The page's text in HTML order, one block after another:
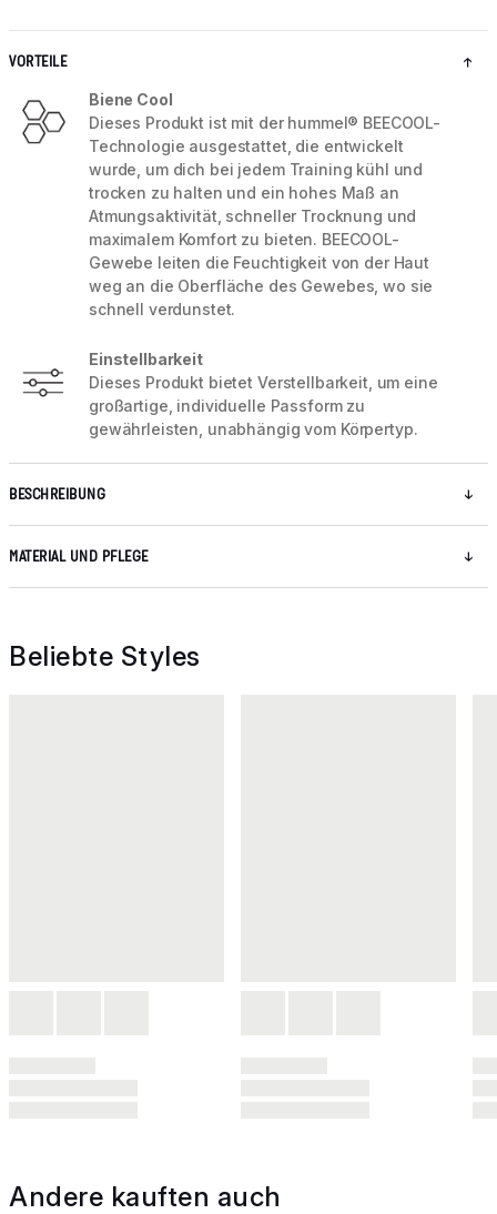
VORTEILE
Biene Cool
Dieses Produkt ist mit der hummel® BEECOOL-
Technologie ausgestattet, die entwickelt
wurde, um dich bei jedem Training kühl und
trocken zu halten und ein hohes Maß an
Atmungsaktivität, schneller Trocknung und
maximalem Komfort zu bieten. BEECOOL-
Gewebe leiten die Feuchtigkeit von der Haut
weg an die Oberfläche des Gewebes, wo sie
schnell verdunstet.
Einstellbarkeit
Dieses Produkt bietet Verstellbarkeit, um eine
großartige, individuelle Passform zu
gewährleisten, unabhängig vom Körpertyp.
BESCHREIBUNG
MATERIAL UND PFLEGE
Beliebte Styles
Andere kauften auch